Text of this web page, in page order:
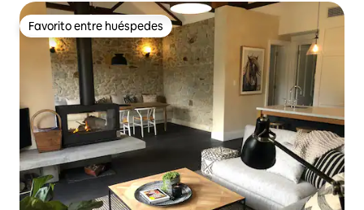
Favorito entre huéspedes
Favorito entre huéspedes